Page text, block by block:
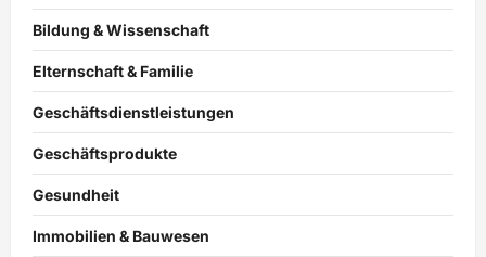
Bildung & Wissenschaft
Elternschaft & Familie
Geschäftsdienstleistungen
Geschäftsprodukte
Gesundheit
Immobilien & Bauwesen